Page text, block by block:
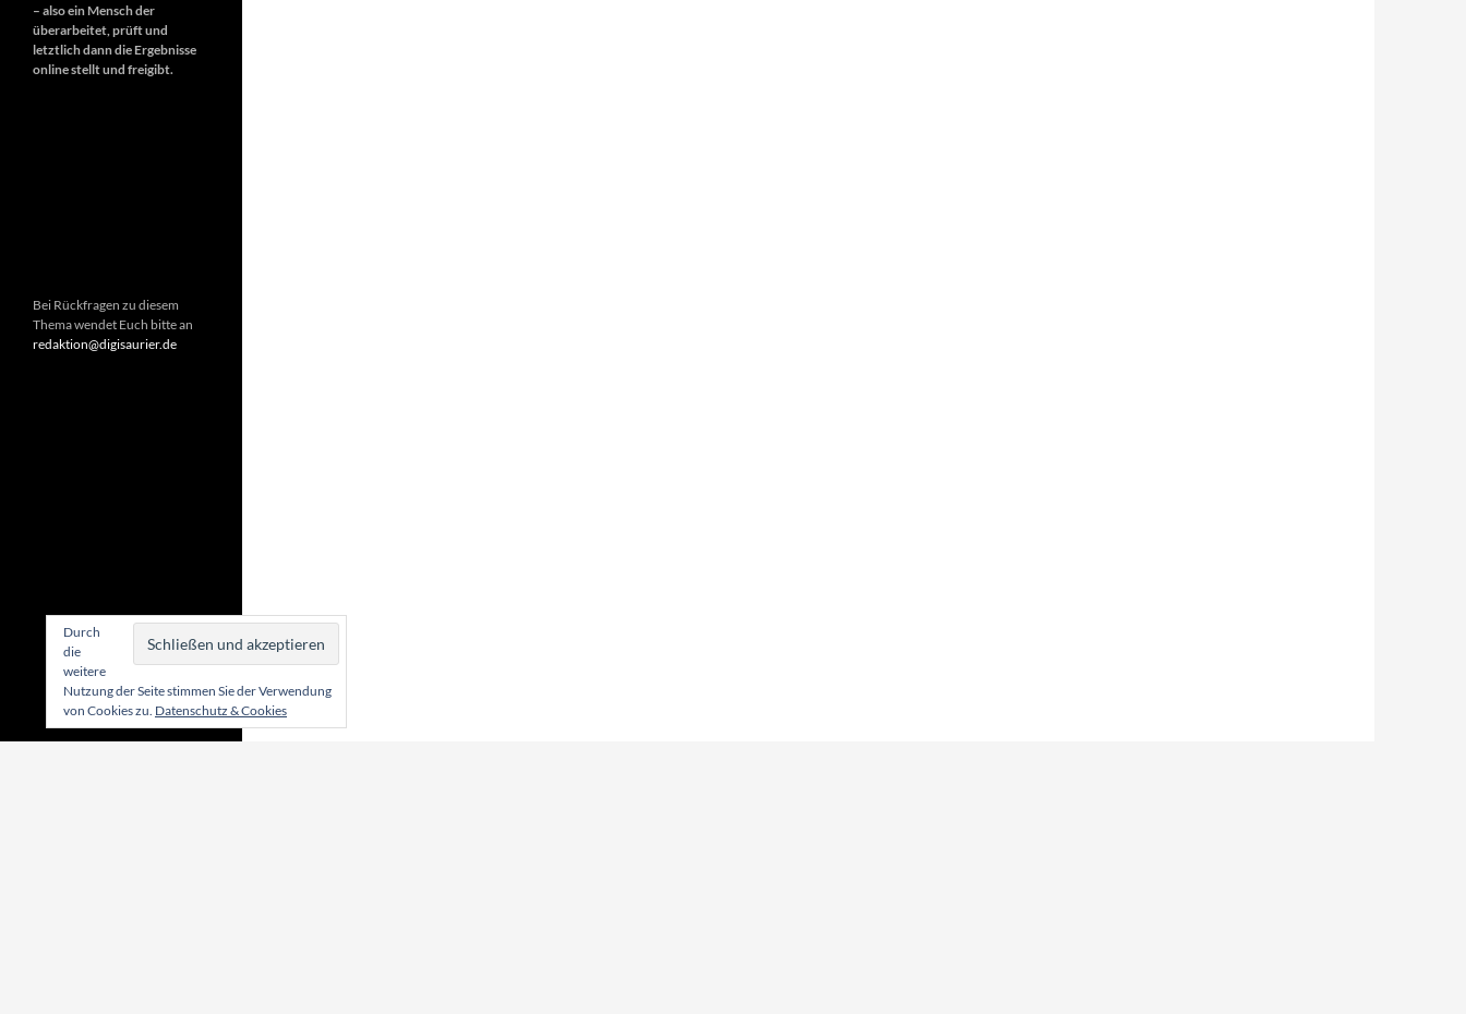
– also ein Mensch der
überarbeitet, prüft und
letztlich dann die Ergebnisse
online stellt und freigibt.
Bei Rückfragen zu diesem
Thema wendet Euch bitte an
redaktion@digisaurier.de
Durch
die
weitere
Nutzung der Seite stimmen Sie der Verwendung
von Cookies zu. Datenschutz & Cookies